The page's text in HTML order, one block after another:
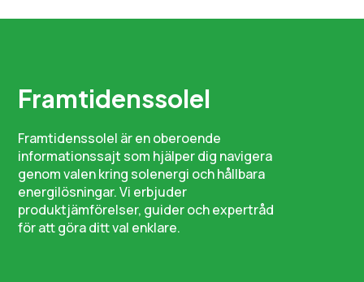
Framtidenssolel
Framtidenssolel är en oberoende
informationssajt som hjälper dig navigera
genom valen kring solenergi och hållbara
energilösningar. Vi erbjuder
produktjämförelser, guider och expertråd
för att göra ditt val enklare.